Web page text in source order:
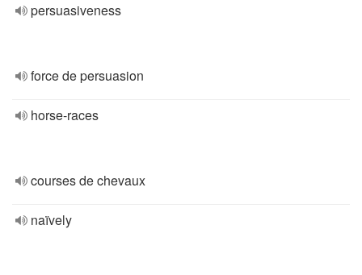
persuasiveness
force de persuasion
horse-races
courses de chevaux
naïvely